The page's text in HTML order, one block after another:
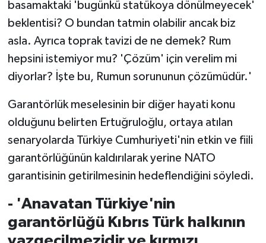
basamaktaki 'bugünkü statükoya dönülmeyecek'
beklentisi? O bundan tatmin olabilir ancak biz
asla. Ayrıca toprak tavizi de ne demek? Rum
hepsini istemiyor mu? 'Çözüm' için verelim mi
diyorlar? İşte bu, Rumun sorununun çözümüdür.'
Garantörlük meselesinin bir diğer hayati konu
olduğunu belirten Ertuğruloğlu, ortaya atılan
senaryolarda Türkiye Cumhuriyeti'nin etkin ve fiili
garantörlüğünün kaldırılarak yerine NATO
garantisinin getirilmesinin hedeflendiğini söyledi.
- 'Anavatan Türkiye'nin
garantörlüğü Kıbrıs Türk halkının